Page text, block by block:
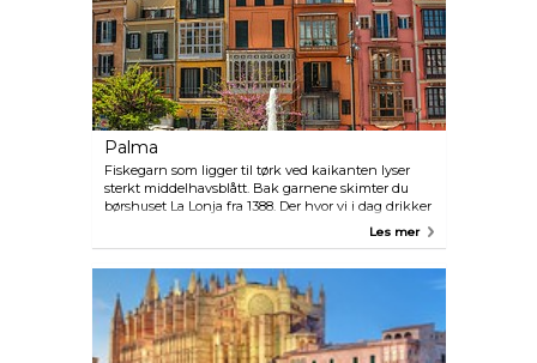
Palma
Fiskegarn som ligger til tørk ved kaikanten lyser
sterkt middelhavsblått. Bak garnene skimter du
børshuset La Lonja fra 1388. Der hvor vi i dag drikker
kaffe, drev Middelhavsområdet sin største handel i
navn på Palma ga navn til hele øya – Medina
Mayurka.
Les mer